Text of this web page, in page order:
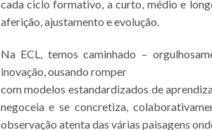
cada ciclo formativo, a curto, médio e
aferição, ajustamento e evolução.
Na ECL, temos caminhado –
inovação, ousando romper
com modelos estandardizados de
negoceia e se concretiza,
observação atenta das várias paisagens